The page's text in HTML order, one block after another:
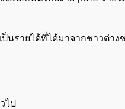
นรายได้ที่ได้มาจากชาวต่าง
ไป